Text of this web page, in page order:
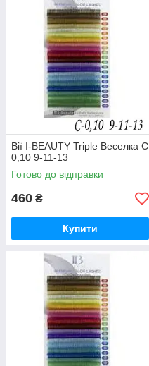
Вії I-BEAUTY Triple Веселка C
0,10 9-11-13
Готово до відправки
460 ₴
Купити